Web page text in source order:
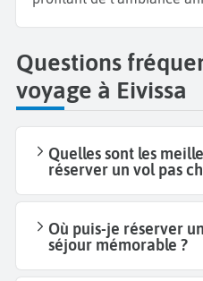
Questions
voyage à Eivissa
Quelles sont les
réserver un vol pas
Où puis-je réserver
séjour mémorable ?